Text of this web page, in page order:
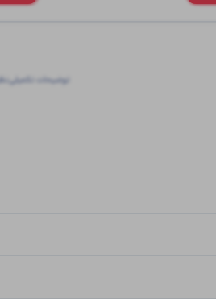
توضیحات تکمیلی